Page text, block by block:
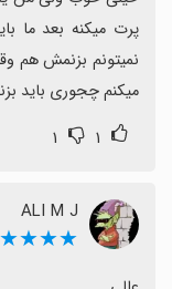
میکنم چجوری باید
۱ ۱
ALI M J